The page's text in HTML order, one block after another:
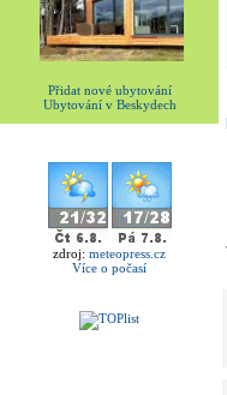
Přidat nové ubytování
Ubytování v Beskydech
zdroj: meteopress.cz
Více o počasí